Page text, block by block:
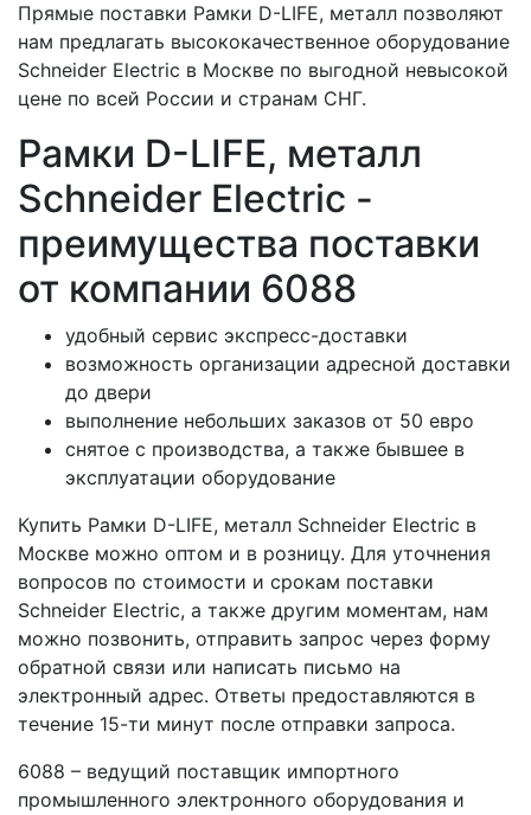
Прямые поставки Рамки D-LIFE, металл позволяют
нам предлагать высококачественное оборудование
Schneider Electric в Москве по выгодной невысокой
цене по всей России и странам СНГ.
Рамки D-LIFE, металл
Schneider Electric -
преимущества поставки
от компании 6088
удобный сервис экспресс-доставки
возможность организации адресной доставки
до двери
выполнение небольших заказов от 50 евро
снятое с производства, а также бывшее в
эксплуатации оборудование
Купить Рамки D-LIFE, металл Schneider Electric в
Москве можно оптом и в розницу. Для уточнения
вопросов по стоимости и срокам поставки
Schneider Electric, а также другим моментам, нам
можно позвонить, отправить запрос через форму
обратной связи или написать письмо на
электронный адрес. Ответы предоставляются в
течение 15-ти минут после отправки запроса.
6088 – ведущий поставщик импортного
промышленного электронного оборудования и